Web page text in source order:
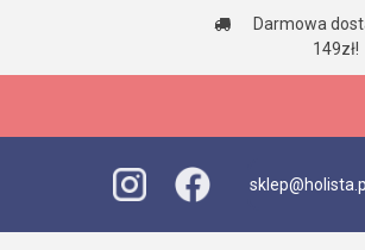
Darmowa
149zł!
sklep@holista.pl